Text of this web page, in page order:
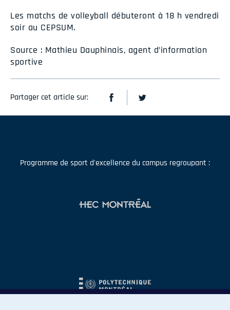
Les matchs de volleyball débuteront à 18 h vendredi
soir au CEPSUM.
Source : Mathieu Dauphinais, agent d’information
sportive
Partager cet article sur:
Programme de sport d'excellence du campus regroupant :